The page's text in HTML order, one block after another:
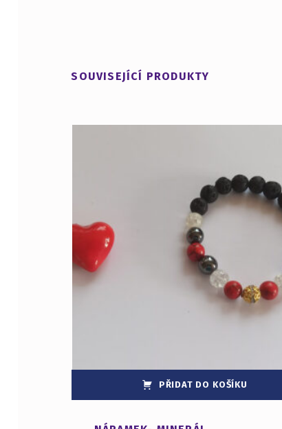
SOUVISEJÍCÍ PRODUKTY
PŘIDAT DO KOŠÍKU